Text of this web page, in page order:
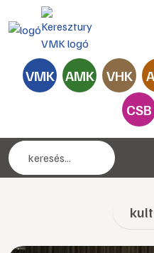
VMK AMK VHK
CSB